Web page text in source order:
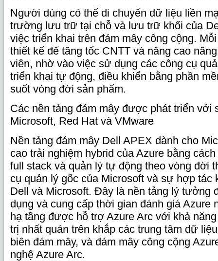
Người dùng có thể di chuyển dữ liệu liền
trường lưu trữ tại chỗ và lưu trữ khối của
việc triển khai trên đám mây công cộng.
thiết kế để tăng tốc CNTT và nâng cao
viên, nhờ vào việc sử dụng các công cụ
triển khai tự động, điều khiển bằng phần
suốt vòng đời sản phẩm.
Các nền tảng đám mây được phát triển với
Microsoft, Red Hat và VMware
Nền tảng đám mây Dell APEX dành cho
cao trải nghiệm hybrid của Azure bằng
full stack và quản lý tự động theo vòng đời
cụ quản lý gốc của Microsoft và sự hợp tác
Dell và Microsoft. Đây là nền tảng lý tưởng
dụng và cung cấp thời gian đánh giá Azure
hạ tầng được hỗ trợ Azure Arc với khả
trị nhất quán trên khắp các trung tâm dữ
biên đám mây, và đám mây công cộng
nghệ Azure Arc.